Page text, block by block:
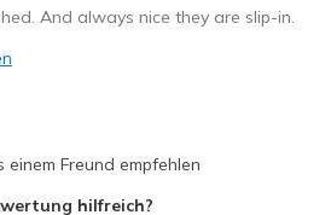
true to size
And always nice they are slip-in.
einem Freund empfehlen
hilfreich?